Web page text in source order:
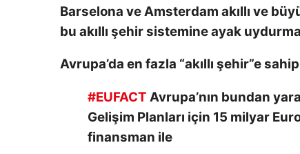
Barselona ve Amsterdam akıllı ve
bu akıllı şehir sistemine ayak
Avrupa’da en fazla “akıllı şehir”e
#EUFACT Avrupa’nın bundan
Gelişim Planları için 15 milyar
finansman ile